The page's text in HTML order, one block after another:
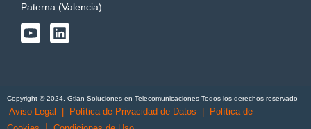
Paterna (Valencia)
Y
o
e
L
i
i
n
Copyright © 2024. Gtlan Soluciones en Telecomunicaciones Todos los derechos reservado
Aviso Legal | Política de Privacidad de Datos | Política de